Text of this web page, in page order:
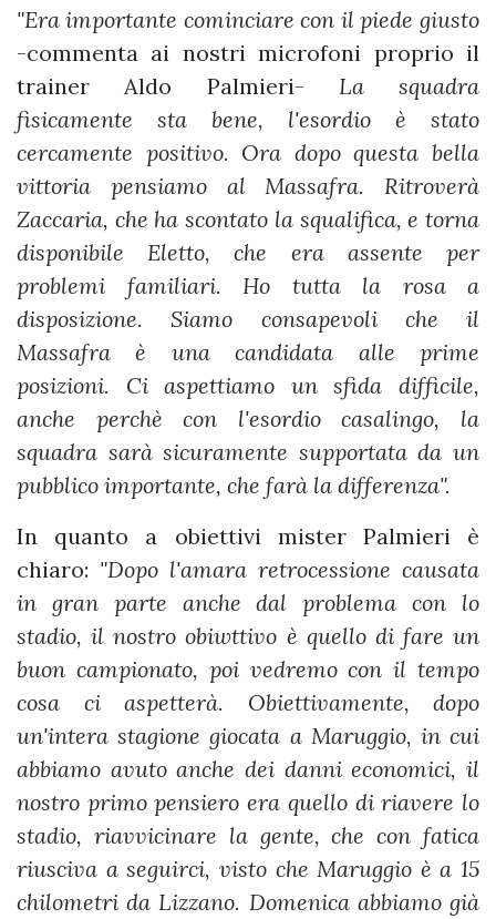
"Era importante cominciare con il piede giusto
-commenta ai nostri microfoni proprio il
trainer Aldo Palmieri- La squadra
fisicamente sta bene, l'esordio è stato
cercamente positivo. Ora dopo questa bella
vittoria pensiamo al Massafra. Ritroverà
Zaccaria, che ha scontato la squalifica, e torna
disponibile Eletto, che era assente per
problemi familiari. Ho tutta la rosa a
disposizione. Siamo consapevoli che il
Massafra è una candidata alle prime
posizioni. Ci aspettiamo un sfida difficile,
anche perchè con l'esordio casalingo, la
squadra sarà sicuramente supportata da un
pubblico importante, che farà la differenza".
In quanto a obiettivi mister Palmieri è
chiaro: "Dopo l'amara retrocessione causata
in gran parte anche dal problema con lo
stadio, il nostro obiwttivo è quello di fare un
buon campionato, poi vedremo con il tempo
cosa ci aspetterà. Obiettivamente, dopo
un'intera stagione giocata a Maruggio, in cui
abbiamo avuto anche dei danni economici, il
nostro primo pensiero era quello di riavere lo
stadio, riavvicinare la gente, che con fatica
riusciva a seguirci, visto che Maruggio è a 15
chilometri da Lizzano. Domenica abbiamo già